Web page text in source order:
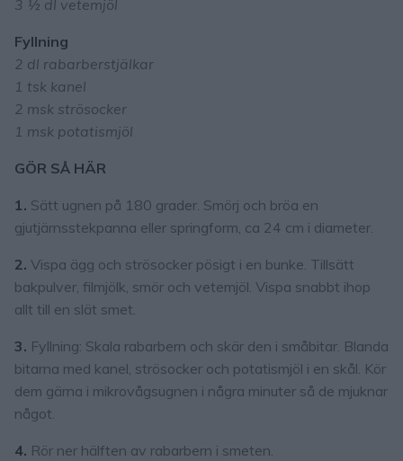
3 ½ dl vetemjöl
Fyllning
2 dl rabarberstjälkar
1 tsk kanel
2 msk strösocker
1 msk potatismjöl
GÖR SÅ HÄR
1. Sätt ugnen på 180 grader. Smörj och bröa en
gjutjärnsstekpanna eller springform, ca 24 cm i diameter.
2. Vispa ägg och strösocker pösigt i en bunke. Tillsätt
bakpulver, filmjölk, smör och vetemjöl. Vispa snabbt ihop
allt till en slät smet.
3. Fyllning: Skala rabarbern och skär den i småbitar. Blanda
bitarna med kanel, strösocker och potatismjöl i en skål. Kör
dem gärna i mikrovågsugnen i några minuter så de mjuknar
något.
4. Rör ner hälften av rabarbern i smeten.